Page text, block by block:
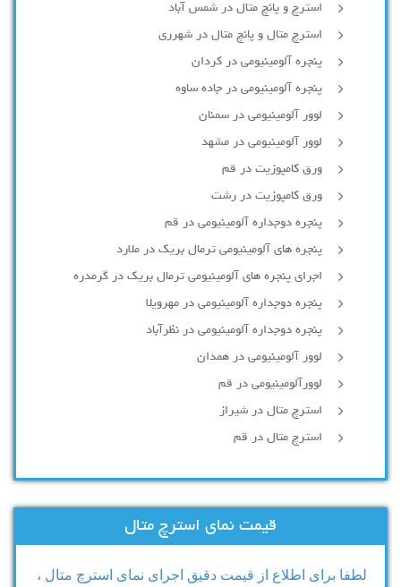
استرچ و پانچ متال در شمس آباد
استرچ متال و پانچ متال در شهرری
پنجره آلومینیومی در کردان
پنجره آلومینیومی در جاده ساوه
لوور آلومینیومی در سمنان
لوور آلومینیومی در مشهد
ورق کامپوزیت در قم
ورق کامپوزیت در رشت
پنجره دوجداره آلومينيومی در قم
پنجره های آلومینیومی ترمال بریک در ملارد
اجرای پنجره های آلومینیومی ترمال بریک در گرمدره
پنجره دوجداره آلومینیومی در مهرویلا
پنجره دوجداره آلومینیومی در نظرآباد
لوور آلومینیومی در همدان
لوورآلومینیومی در قم
استرچ متال در شیراز
استرچ متال در قم
قیمت نمای استرچ متال
لطفا برای اطلاع از قیمت دقیق اجرای نمای استرچ متال ،